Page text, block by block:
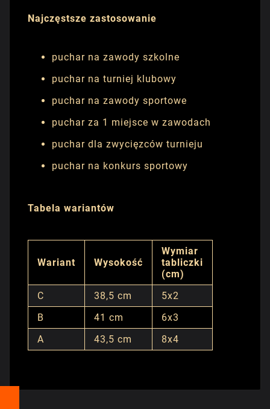
Najczęstsze zastosowanie
puchar na zawody szkolne
puchar na turniej klubowy
puchar na zawody sportowe
puchar za 1 miejsce w zawodach
puchar dla zwycięzców turnieju
puchar na konkurs sportowy
Tabela wariantów
Wariant Wysokość
Wymiar
tabliczki
(cm)
C
38,5 cm
5x2
B
41 cm
6x3
A
43,5 cm 8x4